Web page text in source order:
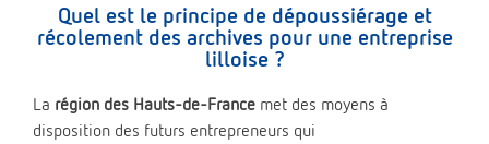
Quel est le principe de dépoussiérage et
récolement des archives pour une entreprise
lilloise ?
La région des Hauts-de-France met des moyens à
disposition des futurs entrepreneurs qui